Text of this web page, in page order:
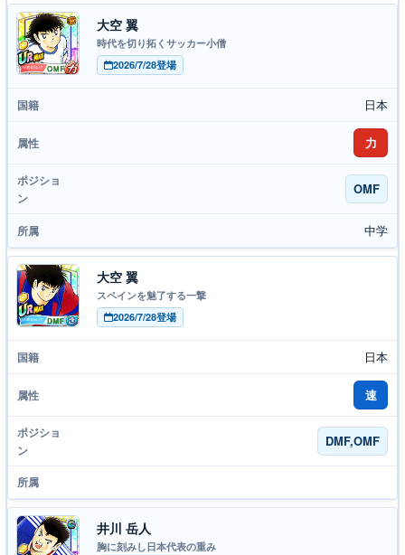
大空 翼
時代を切り拓くサッカー小僧
2026/7/28登場
日本
力
OMF
中学
大空 翼
スペインを魅了する一撃
2026/7/28登場
日本
速
DMF,OMF
井川 岳人
胸に刻みし日本代表の重み